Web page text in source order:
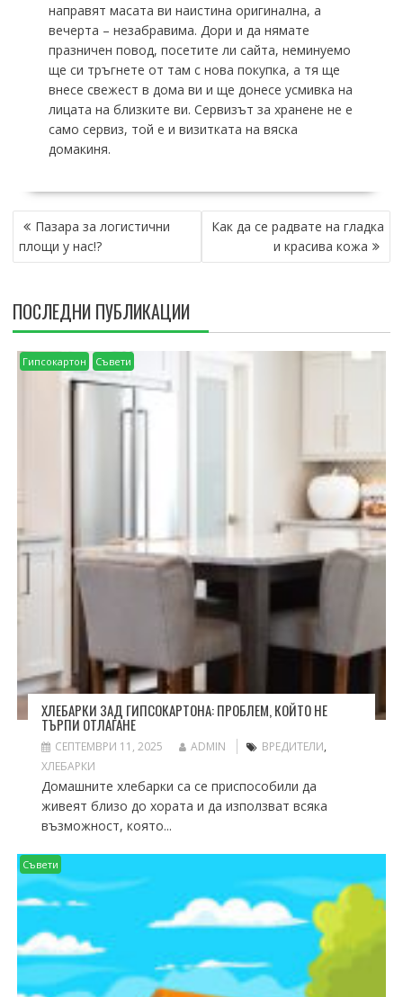
направят масата ви наистина оригинална, а
вечерта – незабравима. Дори и да нямате
празничен повод, посетите ли сайта, неминуемо
ще си тръгнете от там с нова покупка, а тя ще
внесе свежест в дома ви и ще донесе усмивка на
лицата на близките ви. Сервизът за хранене не е
само сервиз, той е и визитката на вяска
домакиня.
НАВИГАЦИЯ
Пазара за логистични
площи у нас!?
Как да се радвате на гладка
и красива кожа
ПОСЛЕДНИ ПУБЛИКАЦИИ
Гипсокартон Съвети
ХЛЕБАРКИ ЗАД ГИПСОКАРТОНА: ПРОБЛЕМ, КОЙТО НЕ
ТЪРПИ ОТЛАГАНЕ
СЕПТЕМВРИ 11, 2025 ADMIN ВРЕДИТЕЛИ,
ХЛЕБАРКИ
Домашните хлебарки са се приспособили да
живеят близо до хората и да използват всяка
възможност, която...
Съвети